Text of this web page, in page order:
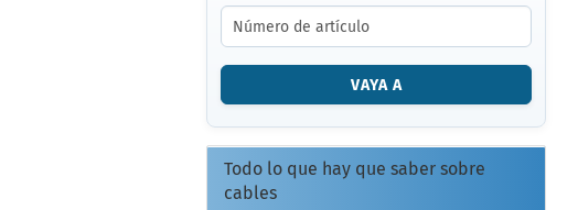
NÚMERO
DE
ARTÍCULO
DE
CATÁLOGO.
VAYA A
Todo lo que hay que saber sobre
cables